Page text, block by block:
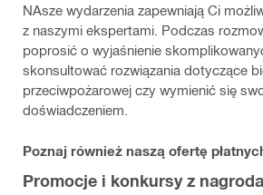
NAsze wydarzenia zapewniają Ci
z naszymi ekspertami. Podczas
poprosić o wyjaśnienie
skonsultować rozwiązania dotyczące
przeciwpożarowej czy wymienić się
doświadczeniem.
Poznaj również naszą ofertę
Promocje i konkursy z